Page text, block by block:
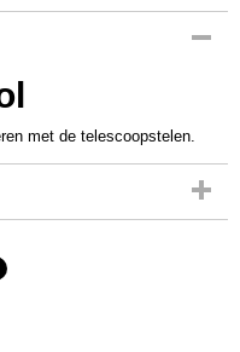
met de telescoopstelen.